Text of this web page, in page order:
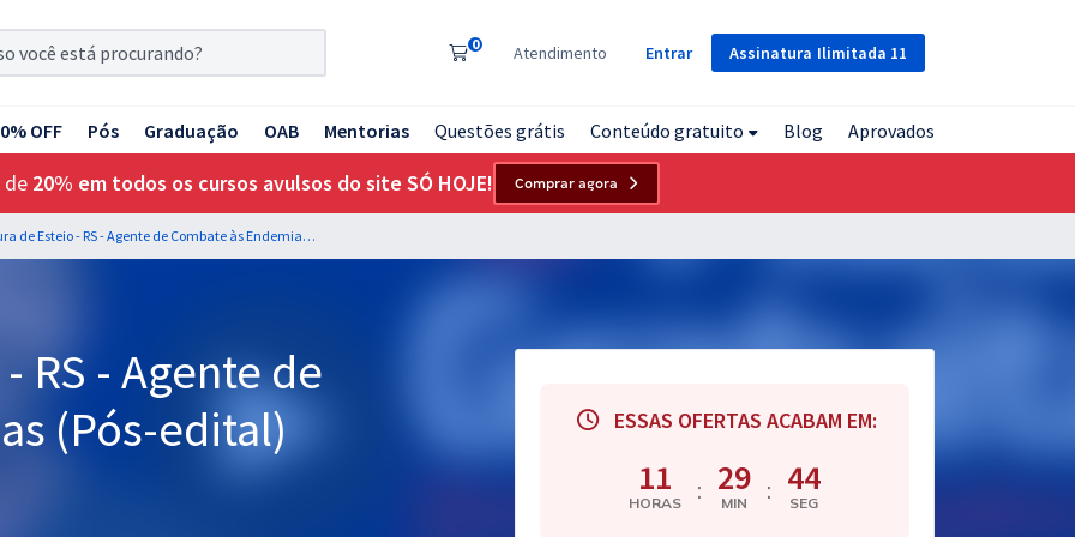
Assinatura Ilimitada 11
0 Atendimento Entrar
OFF Pós Graduação OAB Mentorias Questões grátis Conteúdo gratuito Blog Aprovados
de 20% em todos os cursos avulsos do site SÓ HOJE! Comprar agora
Prefeitura de Esteio - RS - Agente de Combate às Endemias (Pós-edital)
RS - Agente de
(Pós-edital)
ESSAS OFERTAS ACABAM EM:
11
HORAS : 29
MIN : 43
SEG